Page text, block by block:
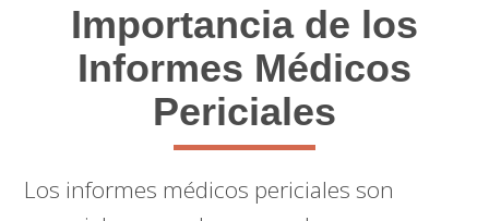
Importancia de los
Informes Médicos
Periciales
Los informes médicos periciales son